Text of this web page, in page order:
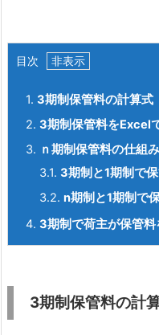
目次
1. 3期制保管料の計算式
2. 3期制保管料をExcel
3. ｎ期制保管料の仕組
3.1. 3期制と1期制で
3.2. n期制と1期制で
4. 3期制で荷主が保管
3期制保管料の計